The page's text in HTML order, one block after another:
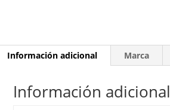
Información adicional Marca
Información adicional